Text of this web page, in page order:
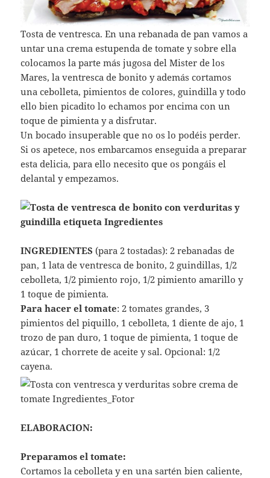
Tosta de ventresca. En una rebanada de pan vamos a
untar una crema estupenda de tomate y sobre ella
colocamos la parte más jugosa del Mister de los
Mares, la ventresca de bonito y además cortamos
una cebolleta, pimientos de colores, guindilla y todo
ello bien picadito lo echamos por encima con un
toque de pimienta y a disfrutar.
Un bocado insuperable que no os lo podéis perder.
Si os apetece, nos embarcamos enseguida a preparar
esta delicia, para ello necesito que os pongáis el
delantal y empezamos.
INGREDIENTES (para 2 tostadas): 2 rebanadas de
pan, 1 lata de ventresca de bonito, 2 guindillas, 1/2
cebolleta, 1/2 pimiento rojo, 1/2 pimiento amarillo y
1 toque de pimienta.
Para hacer el tomate: 2 tomates grandes, 3
pimientos del piquillo, 1 cebolleta, 1 diente de ajo, 1
trozo de pan duro, 1 toque de pimienta, 1 toque de
azúcar, 1 chorrete de aceite y sal. Opcional: 1/2
cayena.
ELABORACION:
Preparamos el tomate:
Cortamos la cebolleta y en una sartén bien caliente,